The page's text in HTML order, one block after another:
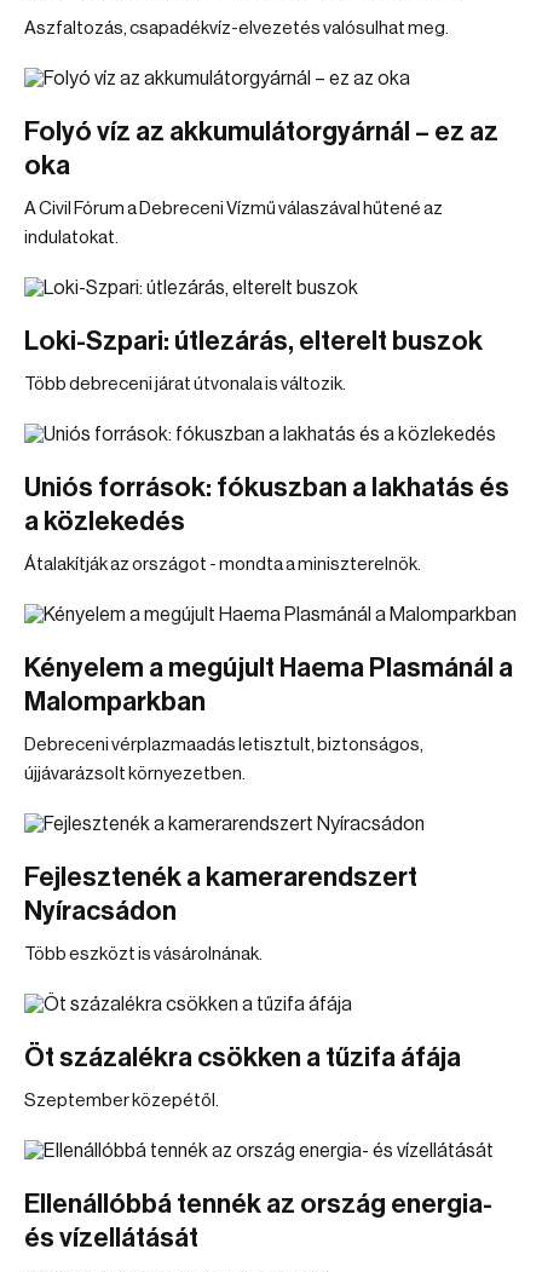
Aszfaltozás, csapadékvíz-elvezetés valósulhat meg.
Folyó víz az akkumulátorgyárnál – ez az
oka
A Civil Fórum a Debreceni Vízmű válaszával hűtené az
indulatokat.
Loki-Szpari: útlezárás, elterelt buszok
Több debreceni járat útvonala is változik.
Uniós források: fókuszban a lakhatás és
a közlekedés
Átalakítják az országot - mondta a miniszterelnök.
Kényelem a megújult Haema Plasmánál a
Malomparkban
Debreceni vérplazmaadás letisztult, biztonságos,
újjávarázsolt környezetben.
Fejlesztenék a kamerarendszert
Nyíracsádon
Több eszközt is vásárolnának.
Öt százalékra csökken a tűzifa áfája
Szeptember közepétől.
Ellenállóbbá tennék az ország energia-
és vízellátását